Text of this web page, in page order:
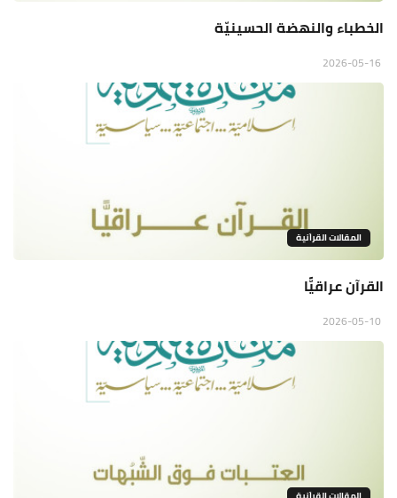
الخطباء والنهضة الحسينيّة
المقالات القراَنية
القرآن عراقيًّا